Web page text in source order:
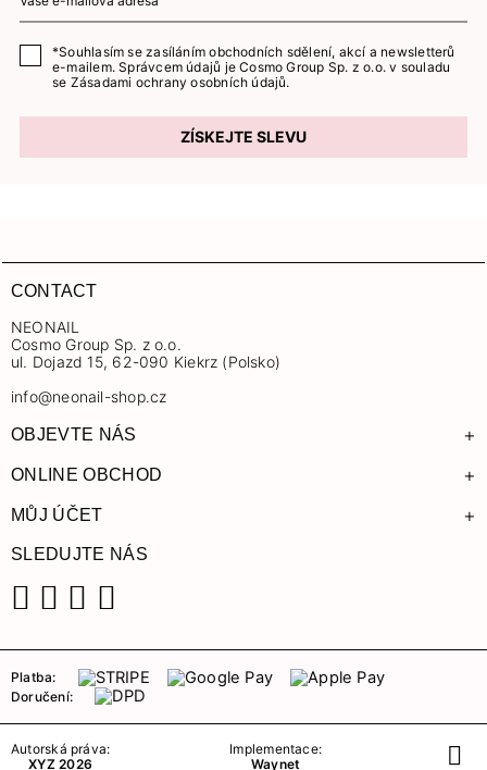
*Souhlasím se zasíláním obchodních sdělení, akcí a newsletterů
e-mailem. Správcem údajů je Cosmo Group Sp. z o.o. v souladu
se Zásadami ochrany osobních údajů.
ZÍSKEJTE SLEVU
CONTACT
NEONAIL
Cosmo Group Sp. z o.o.
ul. Dojazd 15, 62-090 Kiekrz (Polsko)
info@neonail-shop.cz
OBJEVTE NÁS +
ONLINE OBCHOD +
MŮJ ÚČET +
SLEDUJTE NÁS
Platba:
Doručení:
Autorská práva:
XYZ 2026
Implementace:
Waynet